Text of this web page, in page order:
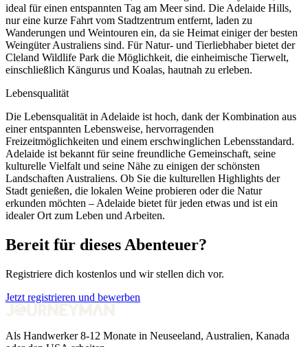
ideal für einen entspannten Tag am Meer sind. Die Adelaide Hills,
nur eine kurze Fahrt vom Stadtzentrum entfernt, laden zu
Wanderungen und Weintouren ein, da sie Heimat einiger der besten
Weingüter Australiens sind. Für Natur- und Tierliebhaber bietet der
Cleland Wildlife Park die Möglichkeit, die einheimische Tierwelt,
einschließlich Kängurus und Koalas, hautnah zu erleben.
Lebensqualität
Die Lebensqualität in Adelaide ist hoch, dank der Kombination aus
einer entspannten Lebensweise, hervorragenden
Freizeitmöglichkeiten und einem erschwinglichen Lebensstandard.
Adelaide ist bekannt für seine freundliche Gemeinschaft, seine
kulturelle Vielfalt und seine Nähe zu einigen der schönsten
Landschaften Australiens. Ob Sie die kulturellen Highlights der
Stadt genießen, die lokalen Weine probieren oder die Natur
erkunden möchten – Adelaide bietet für jeden etwas und ist ein
idealer Ort zum Leben und Arbeiten.
Bereit für dieses Abenteuer?
Registriere dich kostenlos und wir stellen dich vor.
Jetzt registrieren und bewerben
Als Handwerker 8-12 Monate in Neuseeland, Australien, Kanada